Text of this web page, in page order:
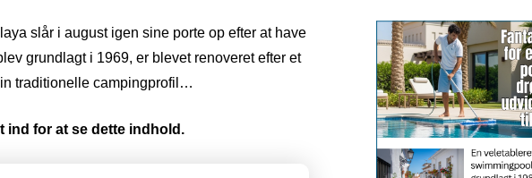
slår i august igen sine porte op efter at have
grundlagt i 1969, er blevet renoveret efter et
traditionelle campingprofil…
ind for at se dette indhold.